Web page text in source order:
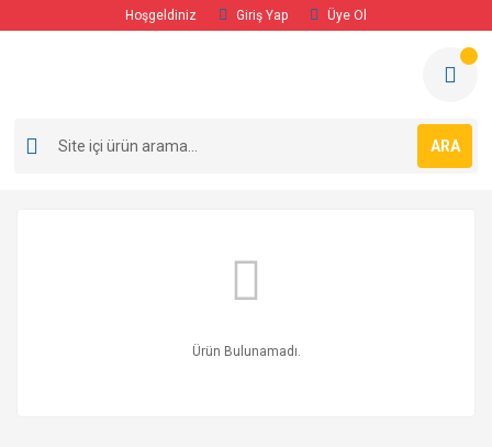
Hoşgeldiniz Giriş Yap Üye Ol
ARA
Ürün Bulunamadı.